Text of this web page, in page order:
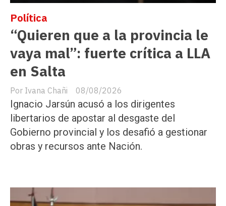
“Quieren que a la provincia le
vaya mal”: fuerte crítica a LLA
en Salta
Ivana Chañi
Política
08/08/2026
Ignacio Jarsún acusó a los dirigentes
libertarios de apostar al desgaste del
Gobierno provincial y los desafió a gestionar
obras y recursos ante Nación.